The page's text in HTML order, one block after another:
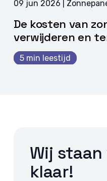
09 jun 2026 |
De kosten van
verwijderen en
5 min leestijd
Wij
klaar!